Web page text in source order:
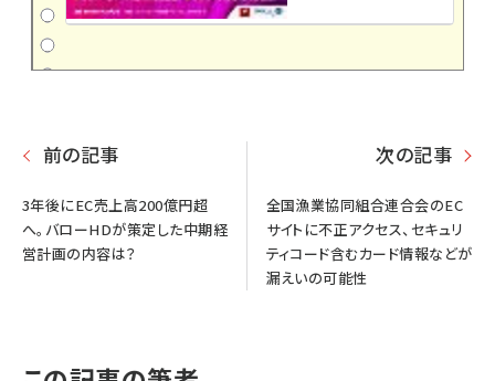
前の記事
3年後にEC売上高200億円超
へ。バローHDが策定した中期経
営計画の内容は？
次の記事
全国漁業協同組合連合会のEC
サイトに不正アクセス、セキュリ
ティコード含むカード情報などが
漏えいの可能性